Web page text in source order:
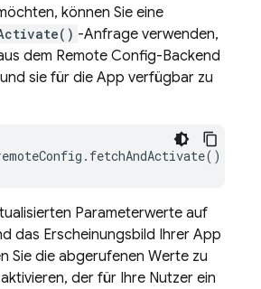
können Sie eine
-Anfrage verwenden,
dem Remote Config-Backend
sie für die App verfügbar zu
. fetchAndActivate();
Parameterwerte auf
das Erscheinungsbild Ihrer App
Sie die abgerufenen Werte zu
der für Ihre Nutzer ein